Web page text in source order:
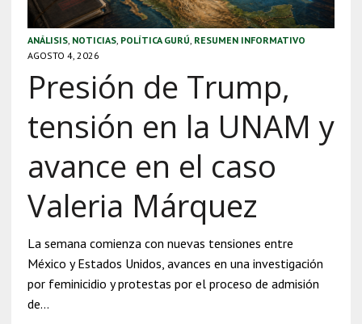
ANÁLISIS, NOTICIAS, POLÍTICA GURÚ RESUMEN INFORMATIVO
AGOSTO 4, 2026
Presión de Trump,
tensión en la UNAM y
avance en el caso
Valeria Márquez
La semana comienza con nuevas tensiones entre
México y Estados Unidos, avances en una investigación
por feminicidio y protestas por el proceso de admisión
de…